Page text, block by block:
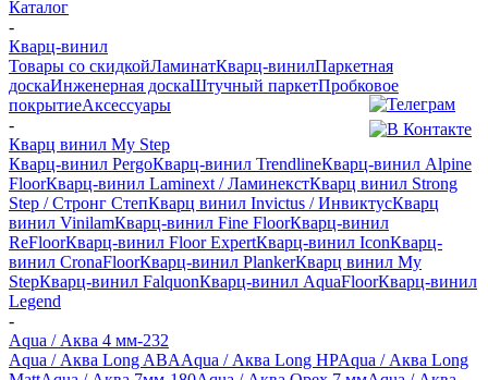
Каталог
-
Кварц-винил
Товары со скидкойЛаминатКварц-винилПаркетная
доскаИнженерная доскаШтучный паркетПробковое
покрытиеАксессуары
-
Кварц винил My Step
Кварц-винил PergoКварц-винил TrendlineКварц-винил Alpine
FloorКварц-винил Laminext / ЛаминекстКварц винил Strong
Step / Стронг СтепКварц винил Invictus / ИнвиктусКварц
винил VinilamКварц-винил Fine FloorКварц-винил
ReFloorКварц-винил Floor ExpertКварц-винил IconКварц-
винил CronaFloorКварц-винил PlankerКварц винил My
StepКварц-винил FalquonКварц-винил AquaFloorКварц-винил
Legend
-
Aqua / Аква 4 мм-232
Aqua / Аква Long ABAAqua / Аква Long HPAqua / Аква Long